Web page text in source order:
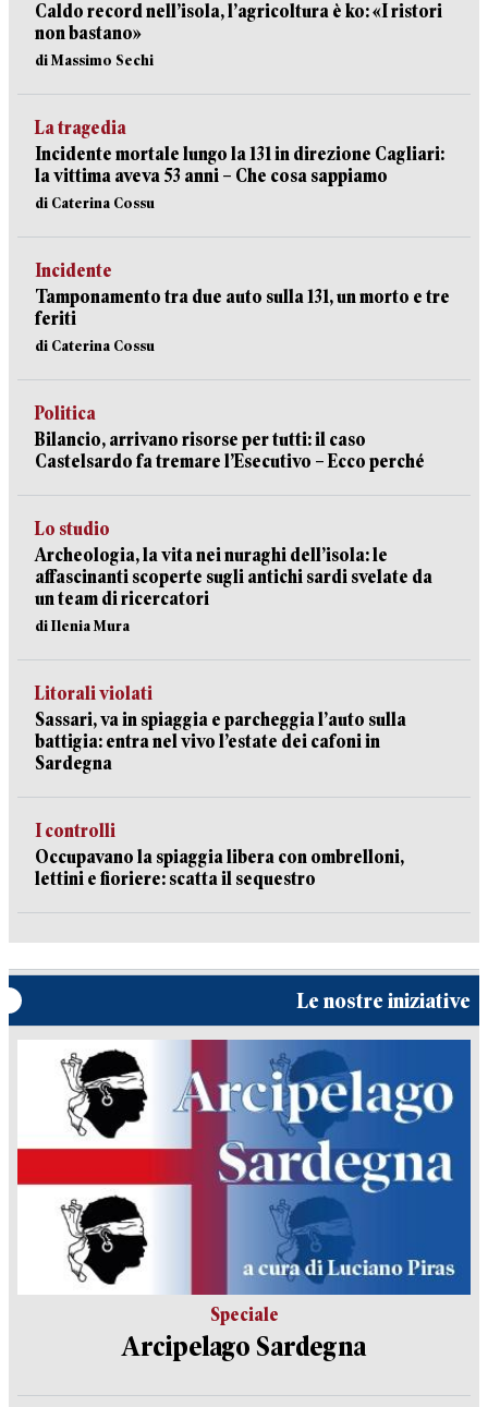
Caldo record nell’isola, l’agricoltura è ko: «I ristori
non bastano»
di Massimo Sechi
La tragedia
Incidente mortale lungo la 131 in direzione Cagliari:
la vittima aveva 53 anni – Che cosa sappiamo
di Caterina Cossu
Incidente
Tamponamento tra due auto sulla 131, un morto e tre
feriti
di Caterina Cossu
Politica
Bilancio, arrivano risorse per tutti: il caso
Castelsardo fa tremare l’Esecutivo – Ecco perché
Lo studio
Archeologia, la vita nei nuraghi dell’isola: le
affascinanti scoperte sugli antichi sardi svelate da
un team di ricercatori
di Ilenia Mura
Litorali violati
Sassari, va in spiaggia e parcheggia l’auto sulla
battigia: entra nel vivo l’estate dei cafoni in
Sardegna
I controlli
Occupavano la spiaggia libera con ombrelloni,
lettini e fioriere: scatta il sequestro
Le nostre iniziative
Speciale
Arcipelago Sardegna